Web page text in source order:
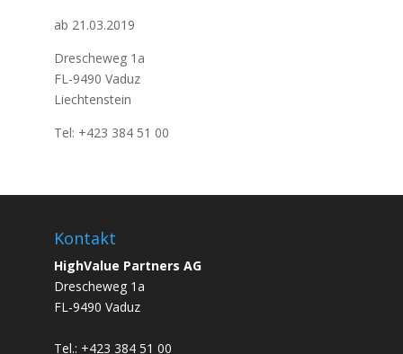
ab 21.03.2019
Drescheweg 1a
FL-9490 Vaduz
Liechtenstein
Tel: +423 384 51 00
Kontakt
HighValue Partners AG
Drescheweg 1a
FL-9490 Vaduz
Tel.: +423 384 51 00